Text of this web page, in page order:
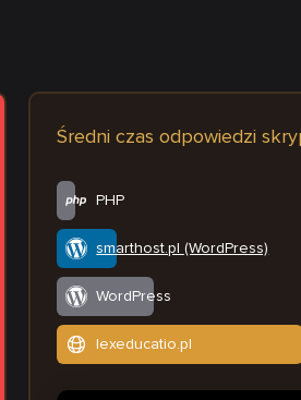
Średni czas odpowiedzi
PHP
smarthost.pl (WordPress)
WordPress
lexeducatio.pl